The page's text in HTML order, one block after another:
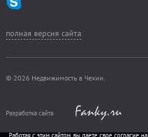
полная версия сайта
© 2026 Недвижимость в Чехии.
Разработка сайта
Работая с этим сайтом, вы даете свое согласие на